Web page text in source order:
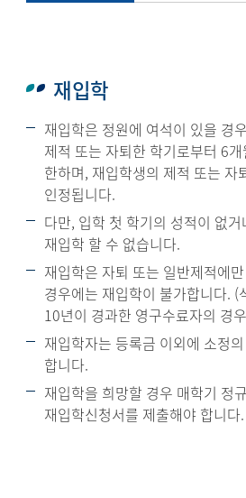
재입학
재입학은 정원에 여석이 있을 경
제적 또는 자퇴한 학기로부터 6
한하며, 재입학생의 제적 또는 자
인정됩니다.
다만, 입학 첫 학기의 성적이 없
재입학 할 수 없습니다.
재입학은 자퇴 또는 일반제적에
경우에는 재입학이 불가합니다.
10년이 경과한 영구수료자의 경
재입학자는 등록금 이외에 소정
합니다.
재입학을 희망할 경우 매학기 정
재입학신청서를 제출해야 합니다.